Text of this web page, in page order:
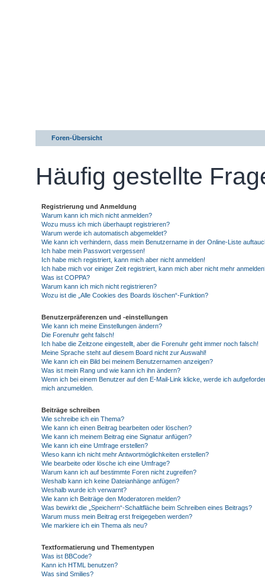
Foren-Übersicht
Häufig gestellte
Registrierung und Anmeldung
Warum kann ich mich nicht anmelden?
Wozu muss ich mich überhaupt registrieren?
Warum werde ich automatisch abgemeldet?
Wie kann ich verhindern, dass mein Benutzername in der Online-Liste
Ich habe mein Passwort vergessen!
Ich habe mich registriert, kann mich aber nicht anmelden!
Ich habe mich vor einiger Zeit registriert, kann mich aber nicht mehr
Was ist COPPA?
Warum kann ich mich nicht registrieren?
Wozu ist die „Alle Cookies des Boards löschen“-Funktion?
Benutzerpräferenzen und -einstellungen
Wie kann ich meine Einstellungen ändern?
Die Forenuhr geht falsch!
Ich habe die Zeitzone eingestellt, aber die Forenuhr geht immer noch falsch!
Meine Sprache steht auf diesem Board nicht zur Auswahl!
Wie kann ich ein Bild bei meinem Benutzernamen anzeigen?
Was ist mein Rang und wie kann ich ihn ändern?
Wenn ich bei einem Benutzer auf den E-Mail-Link klicke, werde ich
mich anzumelden.
Beiträge schreiben
Wie schreibe ich ein Thema?
Wie kann ich einen Beitrag bearbeiten oder löschen?
Wie kann ich meinem Beitrag eine Signatur anfügen?
Wie kann ich eine Umfrage erstellen?
Wieso kann ich nicht mehr Antwortmöglichkeiten erstellen?
Wie bearbeite oder lösche ich eine Umfrage?
Warum kann ich auf bestimmte Foren nicht zugreifen?
Weshalb kann ich keine Dateianhänge anfügen?
Weshalb wurde ich verwarnt?
Wie kann ich Beiträge den Moderatoren melden?
Was bewirkt die „Speichern“-Schaltfläche beim Schreiben eines Beitrags?
Warum muss mein Beitrag erst freigegeben werden?
Wie markiere ich ein Thema als neu?
Textformatierung und Thementypen
Was ist BBCode?
Kann ich HTML benutzen?
Was sind Smilies?